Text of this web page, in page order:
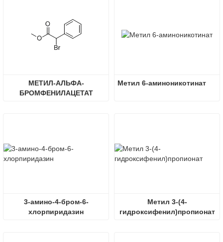
МЕТИЛ-АЛЬФА-
БРОМФЕНИЛАЦЕТАТ
Метил 6-аминоникотинат
3-амино-4-бром-6-
хлорпиридазин
Метил 3-(4-
гидроксифенил)пропионат